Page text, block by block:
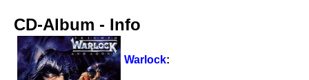
CD-Album - Info
Warlock: